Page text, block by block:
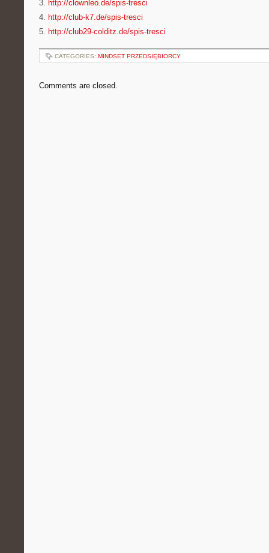
3. http://clownleo.de/spis-tresci
4. http://club-k7.de/spis-tresci
5. http://club29-colditz.de/spis-tresci
CATEGORIES: MINDSET PRZEDSIĘBIORCY
Comments are closed.